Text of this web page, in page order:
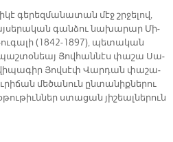
գե­րեզ­մա­նա­տան մէջ շրջե­լով,
գան­ձու նա­խա­րար Մի­
(1842-1897), պե­տա­կան
Յով­հան­նէս փա­շա Սա­
վի­պա­գիր Յով­սէփ Վար­դան փա­շա­
մե­ծա­նուն ըն­տա­նիք­նե­րու
ստա­ցան յի­շեալ­նե­րուն